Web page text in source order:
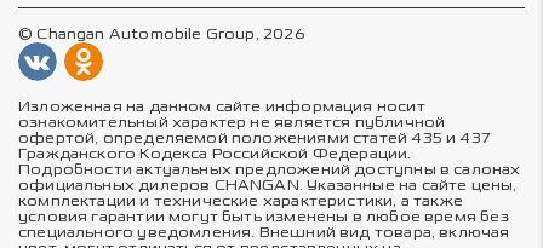
© Changan Automobile Group, 2026
Изложенная на данном сайте информация носит
ознакомительный характер не является публичной
офертой, определяемой положениями статей 435 и 437
Гражданского Кодекса Российской Федерации.
Подробности актуальных предложений доступны в салонах
официальных дилеров CHANGAN. Указанные на сайте цены,
комплектации и технические характеристики, а также
условия гарантии могут быть изменены в любое время без
специального уведомления. Внешний вид товара, включая